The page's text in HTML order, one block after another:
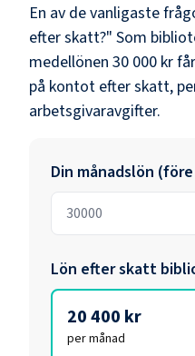
En av de vanligaste
efter skatt?" Som
medellönen 30 000 kr
på kontot efter skatt,
arbetsgivaravgifter.
Din månadslön
Lön efter skatt
20 400 kr
per månad